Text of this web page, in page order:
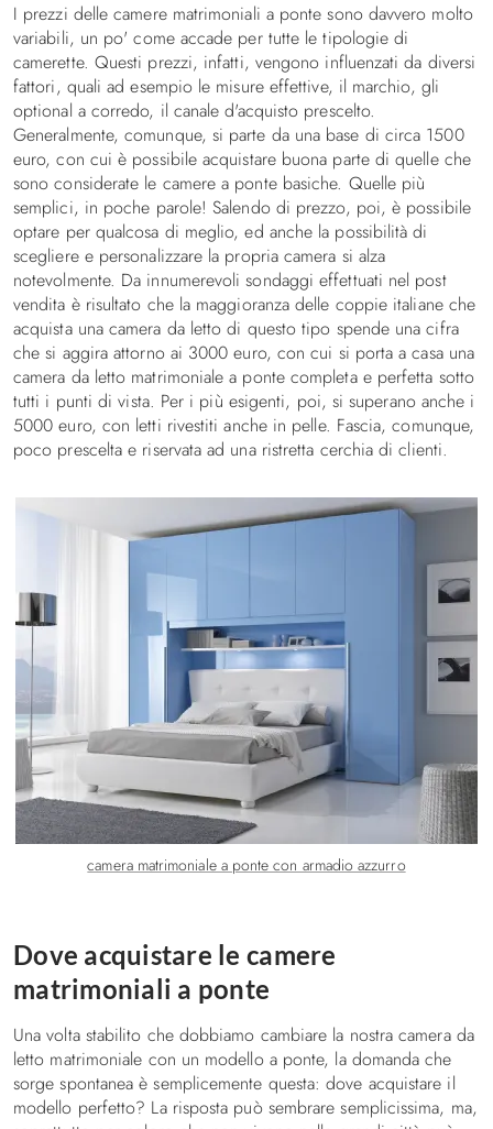
I prezzi delle camere matrimoniali a ponte sono davvero molto
variabili, un po' come accade per tutte le tipologie di
camerette. Questi prezzi, infatti, vengono influenzati da diversi
fattori, quali ad esempio le misure effettive, il marchio, gli
optional a corredo, il canale d'acquisto prescelto.
Generalmente, comunque, si parte da una base di circa 1500
euro, con cui è possibile acquistare buona parte di quelle che
sono considerate le camere a ponte basiche. Quelle più
semplici, in poche parole! Salendo di prezzo, poi, è possibile
optare per qualcosa di meglio, ed anche la possibilità di
scegliere e personalizzare la propria camera si alza
notevolmente. Da innumerevoli sondaggi effettuati nel post
vendita è risultato che la maggioranza delle coppie italiane che
acquista una camera da letto di questo tipo spende una cifra
che si aggira attorno ai 3000 euro, con cui si porta a casa una
camera da letto matrimoniale a ponte completa e perfetta sotto
tutti i punti di vista. Per i più esigenti, poi, si superano anche i
5000 euro, con letti rivestiti anche in pelle. Fascia, comunque,
poco prescelta e riservata ad una ristretta cerchia di clienti.
camera matrimoniale a ponte con armadio azzurro
Dove acquistare le camere
matrimoniali a ponte
Una volta stabilito che dobbiamo cambiare la nostra camera da
letto matrimoniale con un modello a ponte, la domanda che
sorge spontanea è semplicemente questa: dove acquistare il
modello perfetto? La risposta può sembrare semplicissima, ma,